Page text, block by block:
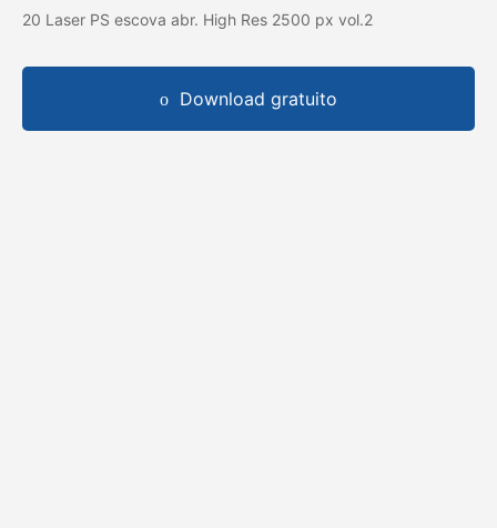
20 Laser PS escova abr. High Res 2500 px vol.2
Download gratuito